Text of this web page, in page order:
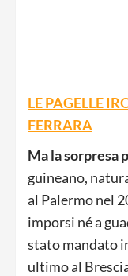
LE PAGELLE
FERRARA
Ma la sorpresa
guineano,
al Palermo nel
imporsi né a
stato mandato
ultimo al